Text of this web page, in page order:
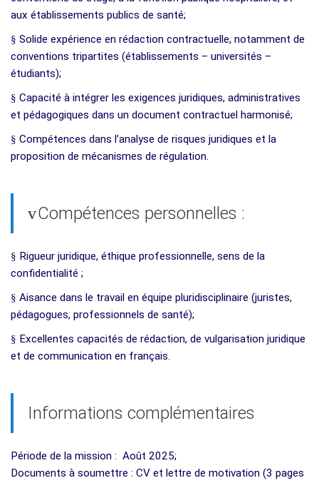
aux établissements publics de santé;
§ Solide expérience en rédaction contractuelle, notamment de
conventions tripartites (établissements – universités –
étudiants);
§ Capacité à intégrer les exigences juridiques, administratives
et pédagogiques dans un document contractuel harmonisé;
§ Compétences dans l’analyse de risques juridiques et la
proposition de mécanismes de régulation.
vCompétences personnelles :
§ Rigueur juridique, éthique professionnelle, sens de la
confidentialité ;
§ Aisance dans le travail en équipe pluridisciplinaire (juristes,
pédagogues, professionnels de santé);
§ Excellentes capacités de rédaction, de vulgarisation juridique
et de communication en français.
Informations complémentaires
Période de la mission : Août 2025;
Documents à soumettre : CV et lettre de motivation (3 pages